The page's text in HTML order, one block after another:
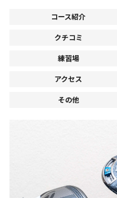
コース紹介
クチコミ
練習場
アクセス
その他